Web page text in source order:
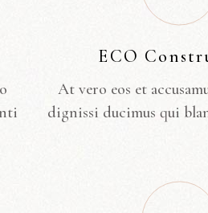
ECO
At vero eos et
dignissi ducimus qui